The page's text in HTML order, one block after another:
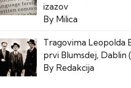
izazov
By Milica
Tragovima Leopolda
prvi Blumsdej, Dablin
By Redakcija